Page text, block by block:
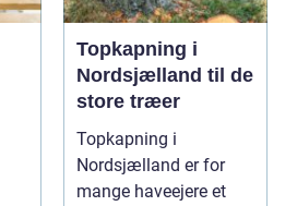
Topkapning i
Nordsjælland til de
store træer
Topkapning i
Nordsjælland er for
mange haveejere et